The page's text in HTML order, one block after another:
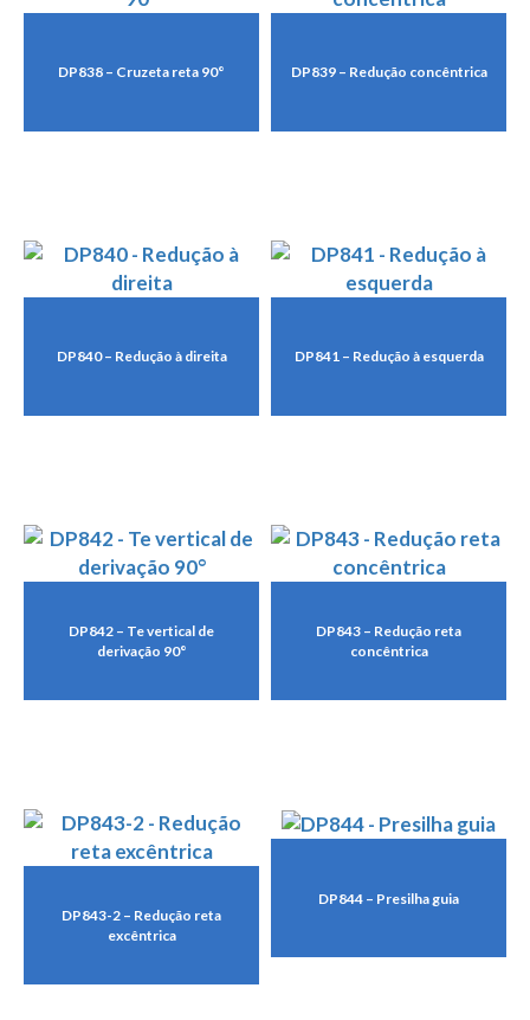
DP838 – Cruzeta reta 90° DP839 – Redução concêntrica
DP840 – Redução à direita DP841 – Redução à esquerda
DP842 – Te vertical de
derivação 90°
DP843 – Redução reta
concêntrica
DP843-2 – Redução reta
excêntrica
DP844 – Presilha guia